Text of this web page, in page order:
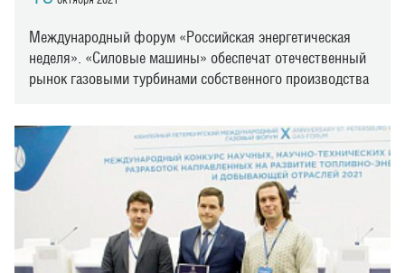
Международный форум «Российская энергетическая
неделя». «Силовые машины» обеспечат отечественный
рынок газовыми турбинами собственного производства